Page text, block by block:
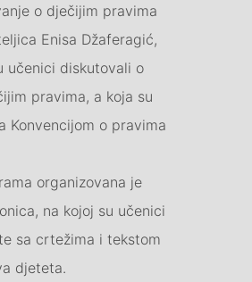
o dječijim pravima
Enisa Džaferagić,
učenici diskutovali o
pravima, a koja su
Konvencijom o pravima
organizovana je
na kojoj su učenici
sa crtežima i tekstom
djeteta.